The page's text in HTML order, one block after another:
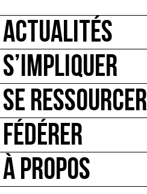
ACTUALITÉS
S’IMPLIQUER
SE RESSOURCER
FÉDÉRER
À PROPOS